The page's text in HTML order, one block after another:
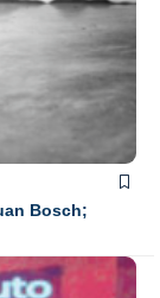
Bosch;